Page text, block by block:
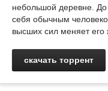
небольшой деревне.
себя обычным
высших сил меняет его
скачать торрент